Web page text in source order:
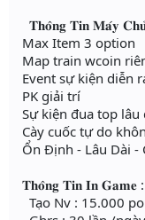
𝐓𝐡𝐨̂𝐧𝐠 𝐓𝐢𝐧 𝐌𝐚́𝐲
Max Item 3 option
Map train wcoin
Event sự kiện diễn
PK giải trí
Sự kiện đua top
Cày cuốc tự do
Ổn Định - Lâu Dài -
𝐓𝐡𝐨̂𝐧𝐠 𝐓𝐢𝐧 𝐈𝐧 𝐆𝐚𝐦𝐞 :
Tạo Nv : 15.000